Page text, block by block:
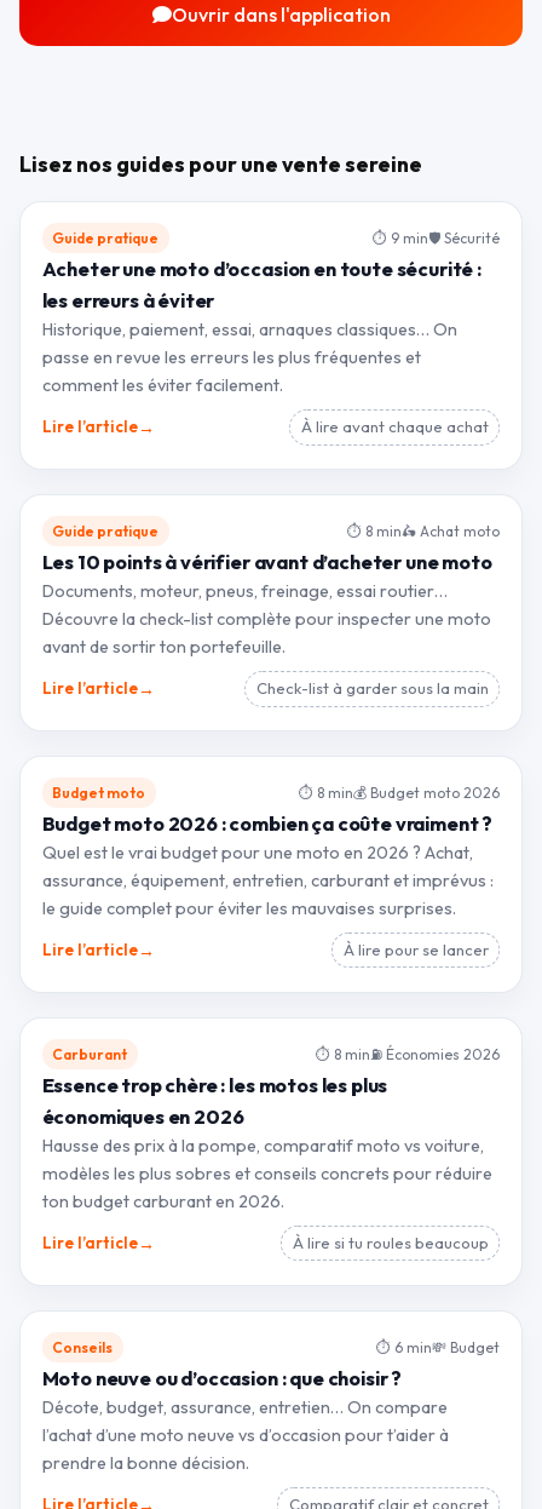
Ouvrir dans l'application
Lisez nos guides pour une vente sereine
Guide pratique ⏱ 9 min🛡 Sécurité
Acheter une moto d’occasion en toute sécurité :
les erreurs à éviter
Historique, paiement, essai, arnaques classiques… On
passe en revue les erreurs les plus fréquentes et
comment les éviter facilement.
Lire l’article→ À lire avant chaque achat
Guide pratique ⏱ 8 min🛵 Achat moto
Les 10 points à vérifier avant d’acheter une moto
Documents, moteur, pneus, freinage, essai routier…
Découvre la check-list complète pour inspecter une moto
avant de sortir ton portefeuille.
Lire l’article→ Check-list à garder sous la main
Budget moto ⏱ 8 min💰 Budget moto 2026
Budget moto 2026 : combien ça coûte vraiment ?
Quel est le vrai budget pour une moto en 2026 ? Achat,
assurance, équipement, entretien, carburant et imprévus :
le guide complet pour éviter les mauvaises surprises.
Lire l’article→ À lire pour se lancer
Carburant ⏱ 8 min⛽ Économies 2026
Essence trop chère : les motos les plus
économiques en 2026
Hausse des prix à la pompe, comparatif moto vs voiture,
modèles les plus sobres et conseils concrets pour réduire
ton budget carburant en 2026.
Lire l’article→ À lire si tu roules beaucoup
Conseils ⏱ 6 min💸 Budget
Moto neuve ou d’occasion : que choisir ?
Décote, budget, assurance, entretien… On compare
l’achat d’une moto neuve vs d’occasion pour t’aider à
prendre la bonne décision.
Lire l’article Comparatif clair et concret